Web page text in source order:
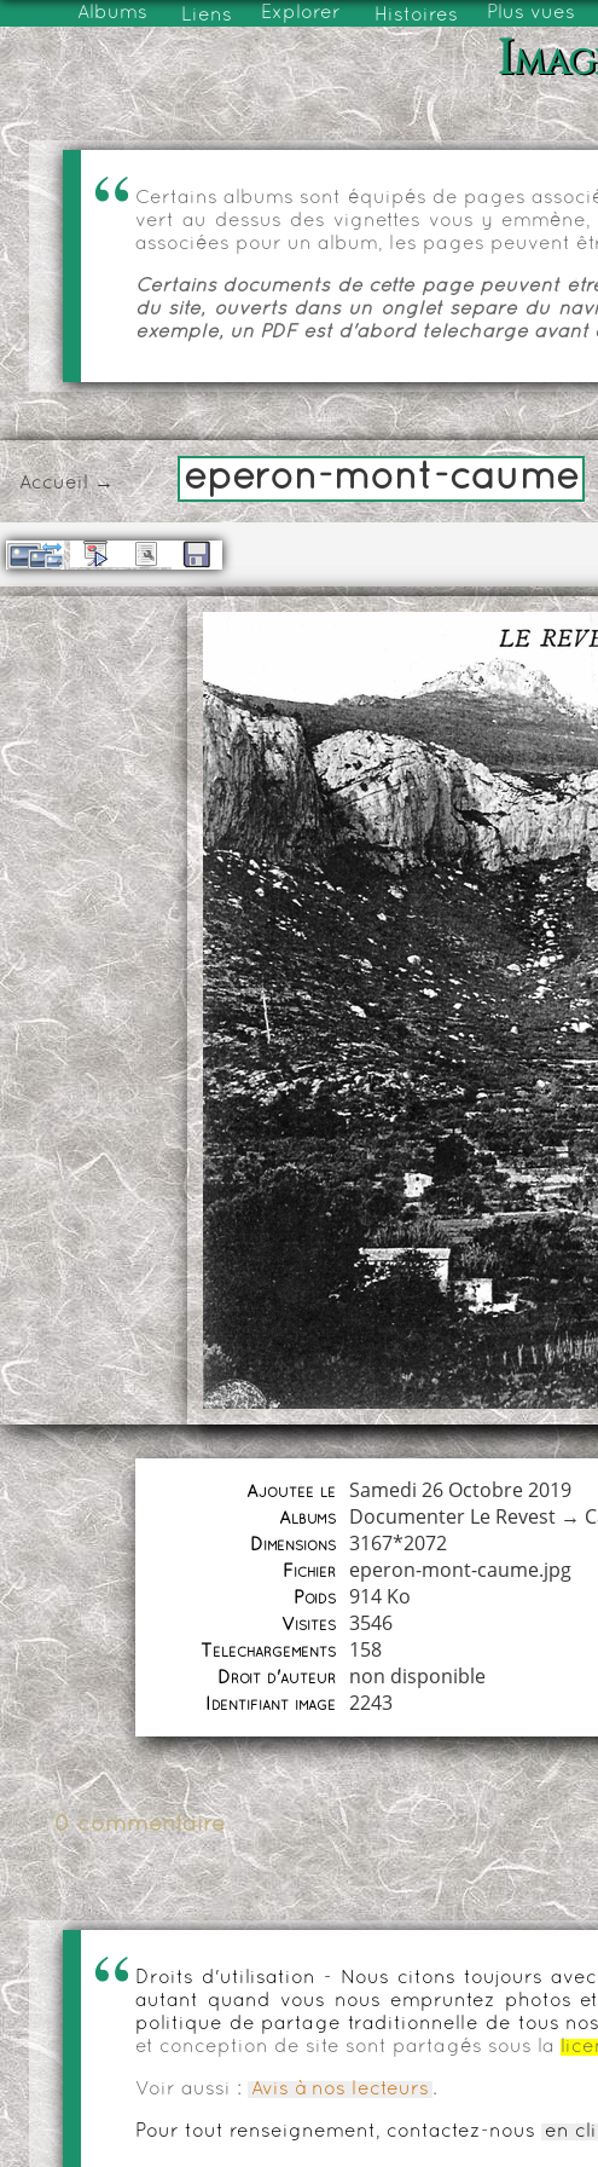
Albums Liens Explorer Histoires Plus vues
Certains albums sont équipés de pages
vert au dessus des vignettes vous y
associées pour un album, les pages peuvent
Certains documents de cette page peuvent
du site, ouverts dans un onglet séparé du
exemple, un PDF est d'abord téléchargé avant
Accueil→ eperon-mont-caume
Ajoutée le Samedi 26 Octobre 2019
Albums Documenter Le Revest →
Dimensions 3167*2072
Fichier eperon-mont-caume.jpg
Poids 914 Ko
Visites 3546
Téléchargements 158
Droit d'auteur non disponible
Identifiant image 2243
0 commentaire
Droits d'utilisation - Nous citons toujours
autant quand vous nous empruntez photos
politique de partage traditionnelle de tous nos
et conception de site sont partagés sous la
Voir aussi : Avis à nos lecteurs .
Pour tout renseignement, contactez-nous en